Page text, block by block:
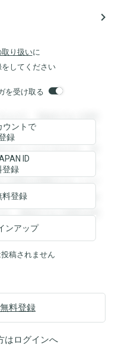
navigate_next
り扱いに
してください
を受け取る
ます。登録すると回答
と回答を閲覧すること
ることができます。登
す。登録すると回答を
回答を閲覧することが
ことができます。登録
。登録すると回答を閲
ウントで
録
ID
登録
料登録
ンアップ
稿されません
料登録
はログインへ